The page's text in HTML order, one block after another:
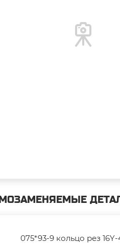
075*93-9 кольцо рез